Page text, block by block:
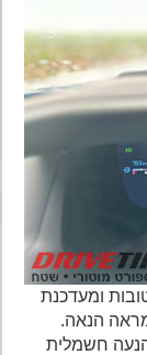
ומעדכנת
הנאה.
חשמלית